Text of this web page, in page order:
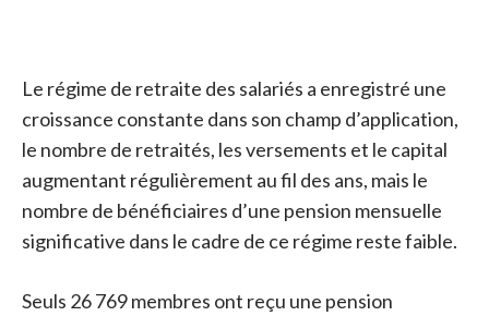
Le régime de retraite des salariés a enregistré une
croissance constante dans son champ d’application,
le nombre de retraités, les versements et le capital
augmentant régulièrement au fil des ans, mais le
nombre de bénéficiaires d’une pension mensuelle
significative dans le cadre de ce régime reste faible.
Seuls 26 769 membres ont reçu une pension